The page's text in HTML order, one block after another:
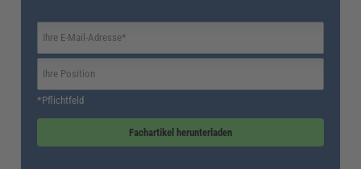
*Pflichtfeld
Fachartikel herunterladen
Außerdem definieren die Ausschlussfristen, innerhalb welcher Zeitspanne der
auch der Rückzahlungsanspruch des Arbeitgebers, wenn dieser ihn nicht
innerhalb der vorgesehenen Fristen geltend macht.